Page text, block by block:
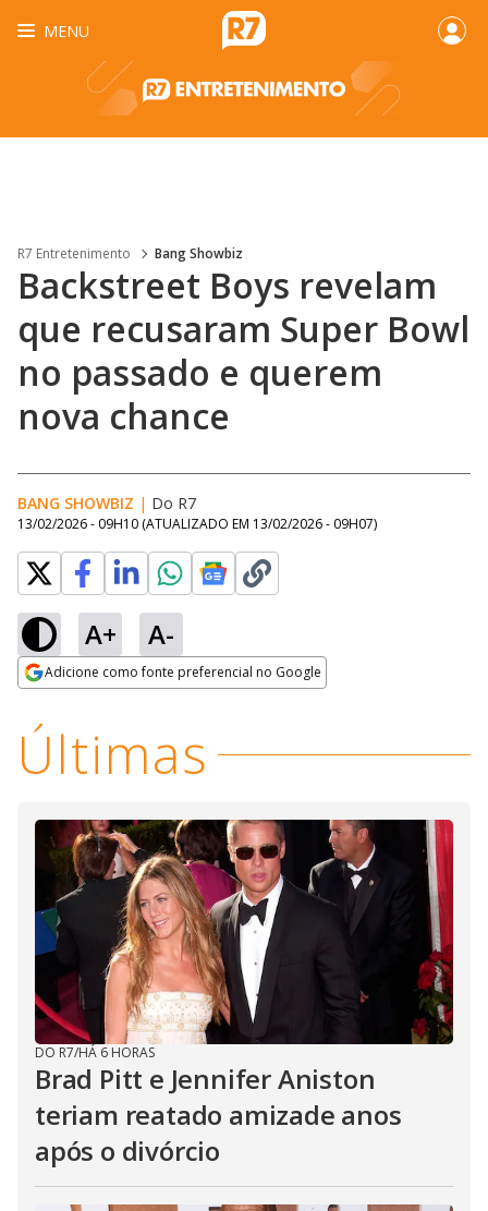
MENU
R7 Entretenimento Bang Showbiz
Backstreet Boys revelam
que recusaram Super Bowl
no passado e querem
nova chance
BANG SHOWBIZ | Do R7
13/02/2026 - 09H10 (ATUALIZADO EM 13/02/2026 - 09H07)
A+ A-
Adicione como fonte preferencial no Google
Ativar
86.80%
Últimas
DO R7/HÁ 6 HORAS
Brad Pitt e Jennifer Aniston
teriam reatado amizade anos
após o divórcio